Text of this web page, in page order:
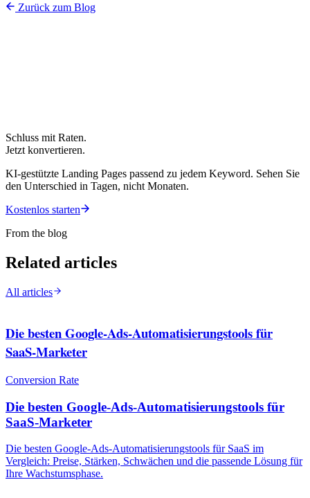
Zurück zum Blog
Schluss mit Raten.
Jetzt konvertieren.
KI-gestützte Landing Pages passend zu jedem Keyword. Sehen Sie
den Unterschied in Tagen, nicht Monaten.
Kostenlos starten
From the blog
Related articles
All articles
Die besten Google-Ads-Automatisierungstools für
SaaS-Marketer
Conversion Rate
Die besten Google-Ads-Automatisierungstools für
SaaS-Marketer
Die besten Google-Ads-Automatisierungstools für SaaS im
Vergleich: Preise, Stärken, Schwächen und die passende Lösung für
Ihre Wachstumsphase.